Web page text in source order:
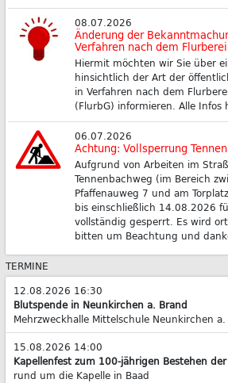
08.07.2026
Änderung der
Verfahren nach dem
Hiermit möchten wir Sie über
hinsichtlich der Art der
in Verfahren nach dem
(FlurbG) informieren. Alle Infos
06.07.2026
Achtung: Vollsperrung
Aufgrund von Arbeiten im
Tennenbachweg (im Bereich
Pfaffenauweg 7 und am
bis einschließlich 14.08.2026
vollständig gesperrt. Es wird
bitten um Beachtung und
TERMINE
12.08.2026 16:30
Blutspende in Neunkirchen a. Brand
Mehrzweckhalle Mittelschule Neunkirchen a.
15.08.2026 14:00
Kapellenfest zum 100-jährigen Bestehen
rund um die Kapelle in Baad